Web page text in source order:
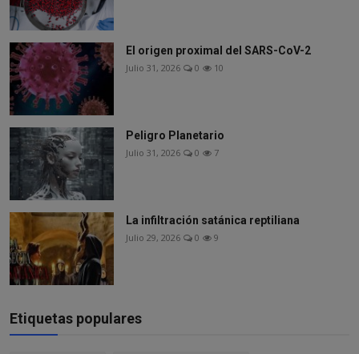
El origen proximal del SARS-CoV-2
Julio 31, 2026 0 10
Peligro Planetario
Julio 31, 2026 0 7
La infiltración satánica reptiliana
Julio 29, 2026 0 9
Etiquetas populares